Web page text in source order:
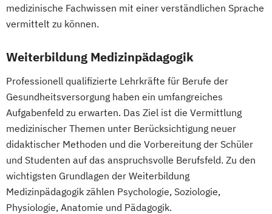
Tanz-und Bewegungspädagoge/in
Thai-Yoga Masseur/in
Erwachsenenbildung
Vegetarische und Vegane Ernährung
Waldbaden-Coach & Kursleiter/in:
Waldbaden
Wellnessmasseur/in
Wirbelsäulentherapie nach Dorn / Breuß
Yoga Trainer/in
Fachkraft für Osteoporose-Prophylaxe
Gesundheitsberater/-in
Gesundheitsberater/-in Fachrichtung
"Burnout-Prävention"
Gesundheitspädagoge/-in -
Gesundheitsberater/-in Fachrichtung
"Ernährung in besonderen Lebensphasen"
Gesundheitspädagoge/-in -
Gesundheitsberater/-in Fachrichtung
"Heilpflanzenkunde"
medizinische Fachwissen mit einer verständlichen Sprache
vermittelt zu können.
Weiterbildung Medizinpädagogik
Professionell qualifizierte Lehrkräfte für Berufe der
Gesundheitsversorgung haben ein umfangreiches
Aufgabenfeld zu erwarten. Das Ziel ist die Vermittlung
medizinischer Themen unter Berücksichtigung neuer
didaktischer Methoden und die Vorbereitung der Schüler
und Studenten auf das anspruchsvolle Berufsfeld. Zu den
wichtigsten Grundlagen der Weiterbildung
Medizinpädagogik zählen Psychologie, Soziologie,
Physiologie, Anatomie und Pädagogik.